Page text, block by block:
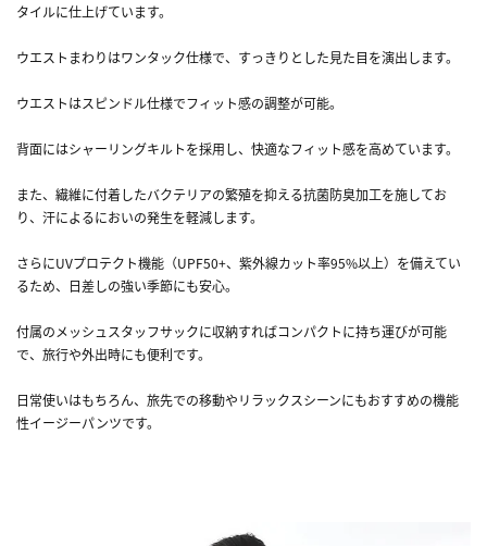
タイルに仕上げています。
ウエストまわりはワンタック仕様で、すっきりとした見た目を演出します。
ウエストはスピンドル仕様でフィット感の調整が可能。
背面にはシャーリングキルトを採用し、快適なフィット感を高めています。
また、繊維に付着したバクテリアの繁殖を抑える抗菌防臭加工を施してお
り、汗によるにおいの発生を軽減します。
さらにUVプロテクト機能（UPF50+、紫外線カット率95%以上）を備えてい
るため、日差しの強い季節にも安心。
付属のメッシュスタッフサックに収納すればコンパクトに持ち運びが可能
で、旅行や外出時にも便利です。
日常使いはもちろん、旅先での移動やリラックスシーンにもおすすめの機能
性イージーパンツです。